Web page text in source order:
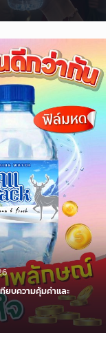
ยบความคุ้มค่าและ